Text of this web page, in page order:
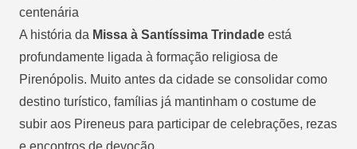
centenária
A história da Missa à Santíssima Trindade está
profundamente ligada à formação religiosa de
Pirenópolis. Muito antes da cidade se consolidar como
destino turístico, famílias já mantinham o costume de
subir aos Pireneus para participar de celebrações, rezas
e encontros de devoção.